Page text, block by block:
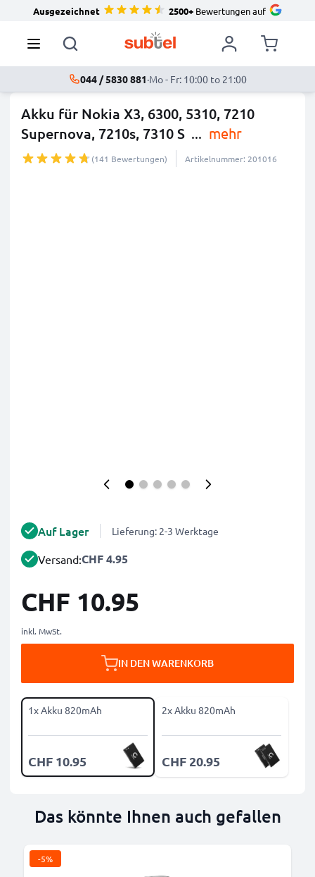
Ausgezeichnet 2500+Bewertungen auf
044 / 5830 881·Mo - Fr: 10:00 to 21:00
Akku für Nokia X3, 6300, 5310, 7210
Supernova, 7210s, 7310 S ... mehr
(141 Bewertungen) Artikelnummer: 201016
Auf Lager Lieferung: 2-3 Werktage
Versand:CHF 4.95
CHF 10.95
inkl. MwSt.
IN DEN WARENKORB
1x Akku 820mAh
CHF 10.95
2x Akku 820mAh
CHF 20.95
Das könnte Ihnen auch gefallen
-5%